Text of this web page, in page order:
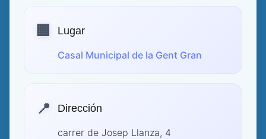
🏢 Lugar
Casal Municipal de la Gent Gran
📍 Dirección
carrer de Josep Llanza, 4